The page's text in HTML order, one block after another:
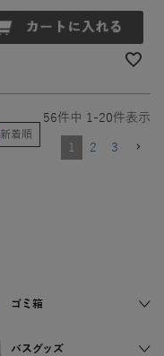
新着順
56件中 1-20件表示
1 2 3
ゴミ箱
バスグッズ